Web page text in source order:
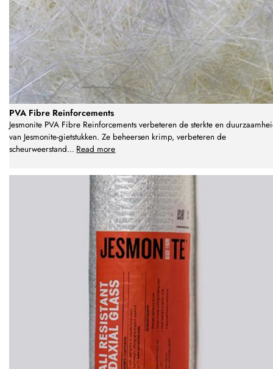
PVA Fibre Reinforcements
Jesmonite PVA Fibre Reinforcements verbeteren de sterkte en
van Jesmonite-gietstukken. Ze beheersen krimp, verbeteren de
scheurweerstand... Read more